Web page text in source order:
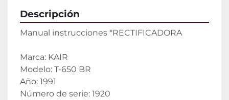
Descripción
Manual instrucciones *RECTIFICADORA
Marca: KAIR
Modelo: T-650 BR
Año: 1991
Número de serie: 1920